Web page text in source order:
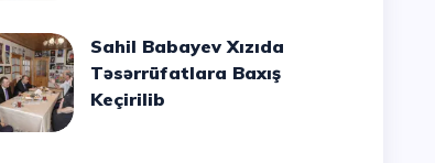
Sahil Babayev Xızıda
Təsərrüfatlara Baxış
Keçirilib